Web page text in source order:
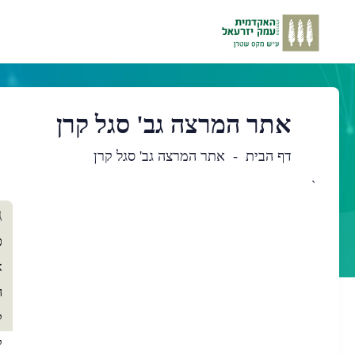
אתר המרצה גב' סגל קרן
דף הבית אתר המרצה גב' סגל קרן
`